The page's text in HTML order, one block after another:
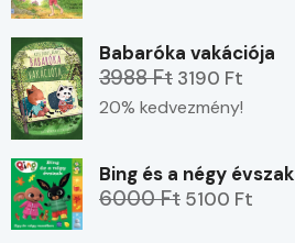
Babaróka vakációja
3988 Ft 3190 Ft
20% kedvezmény!
Bing és a négy évszak
6000 Ft 5100 Ft